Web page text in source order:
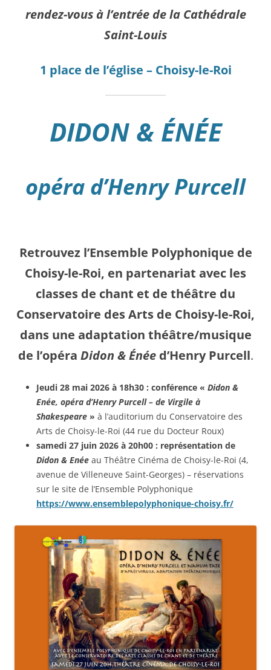
rendez-vous à l’entrée de la Cathédrale
Saint-Louis
1 place de l’église – Choisy-le-Roi
DIDON & ÉNÉE
opéra d’Henry Purcell
Retrouvez l’Ensemble Polyphonique de
Choisy-le-Roi, en partenariat avec les
classes de chant et de théâtre du
Conservatoire des Arts de Choisy-le-Roi,
dans une adaptation théâtre/musique
de l’opéra Didon & Énéed’Henry Purcell.
Jeudi 28 mai 2026 à 18h30 : conférence « Didon &
Enée, opéra d’Henry Purcell – de Virgile à
Shakespeare » à l’auditorium du Conservatoire des
Arts de Choisy-le-Roi (44 rue du Docteur Roux)
samedi 27 juin 2026 à 20h00 : représentation de
Didon & Enée au Théâtre Cinéma de Choisy-le-Roi (4,
avenue de Villeneuve Saint-Georges) – réservations
sur le site de l’Ensemble Polyphonique
https://www.ensemblepolyphonique-choisy.fr/